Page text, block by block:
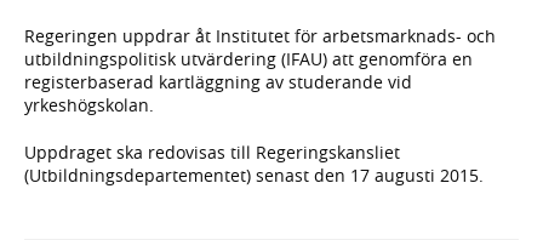
Regeringen uppdrar åt Institutet för arbetsmarknads- och
utbildningspolitisk utvärdering (IFAU) att genomföra en
registerbaserad kartläggning av studerande vid
yrkeshögskolan.
Uppdraget ska redovisas till Regeringskansliet
(Utbildningsdepartementet) senast den 17 augusti 2015.